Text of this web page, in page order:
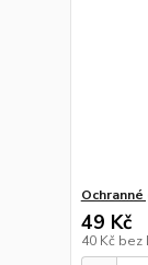
49 Kč
40 Kč bez